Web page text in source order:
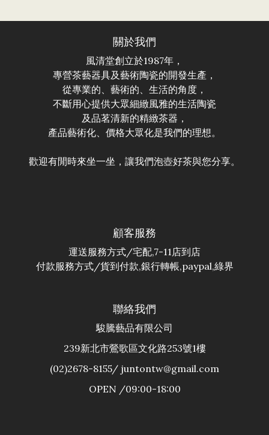
關於我們
風清堂創立於1987年，
專營茶藝器具及藝術陶瓷的開發生產，
從專業的、藝術的、生活的角度，
不斷用心提供大眾細緻風雅的生活陶瓷
及品茗清新的精緻茶器，
產品藝術化、價格大眾化是我們的理想。
歡迎有閒時來坐一坐，讓我們泡壺好茶與您分享。
顧客服務
運送服務方式/宅配,7-11店到店
付款服務方式/貨到付款,銀行轉帳,paypal,綠界
聯絡我們
駿騰藝品有限公司
239新北市鶯歌區文化路253號1樓
(02)2678-8155/ juntontw@gmail.com
OPEN /09:00-18:00